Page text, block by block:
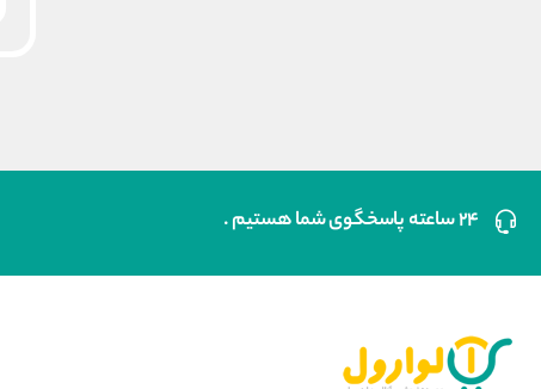
۲۴ ساعته پاسخگوی شما هستیم .